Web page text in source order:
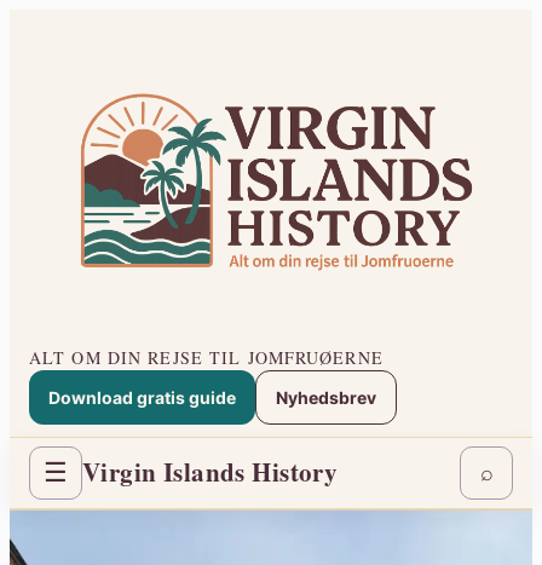
ALT OM DIN REJSE TIL JOMFRUØERNE
Download gratis guide Nyhedsbrev
☰ Virgin Islands History ⌕